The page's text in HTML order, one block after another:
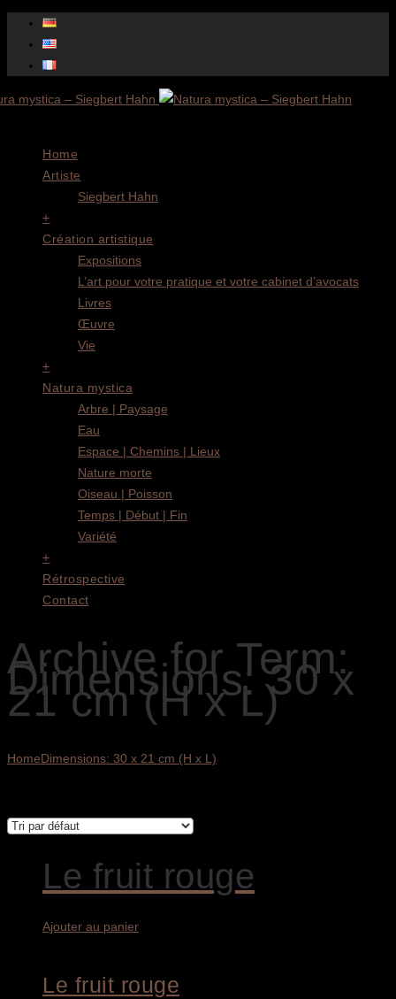
Home
Artiste
Siegbert Hahn
+
Création artistique
Expositions
L’art pour votre pratique et votre cabinet d’avocats
Livres
Œuvre
Vie
+
Natura mystica
Arbre | Paysage
Eau
Espace | Chemins | Lieux
Nature morte
Oiseau | Poisson
Temps | Début | Fin
Variété
+
Rétrospective
Contact
Archive for Term:
Dimensions: 30 x
21 cm (H x L)
HomeDimensions: 30 x 21 cm (H x L)
Le fruit rouge
Ajouter au panier
Le fruit rouge